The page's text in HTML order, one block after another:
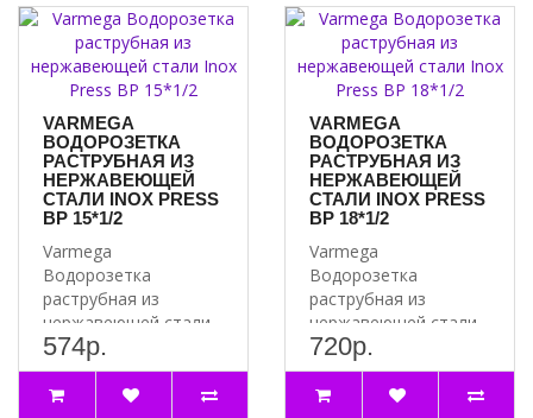
VARMEGA
ВОДОРОЗЕТКА
РАСТРУБНАЯ ИЗ
НЕРЖАВЕЮЩЕЙ
СТАЛИ INOX PRESS
ВР 15*1/2
Varmega
Водорозетка
раструбная из
нержавеющей стали
Inox Press ВР 15*½ с
одной стороны и..
574р.
VARMEGA
ВОДОРОЗЕТКА
РАСТРУБНАЯ ИЗ
НЕРЖАВЕЮЩЕЙ
СТАЛИ INOX PRESS
ВР 18*1/2
Varmega
Водорозетка
раструбная из
нержавеющей стали
Inox Press ВР 18*½ с
одной стороны и..
720р.